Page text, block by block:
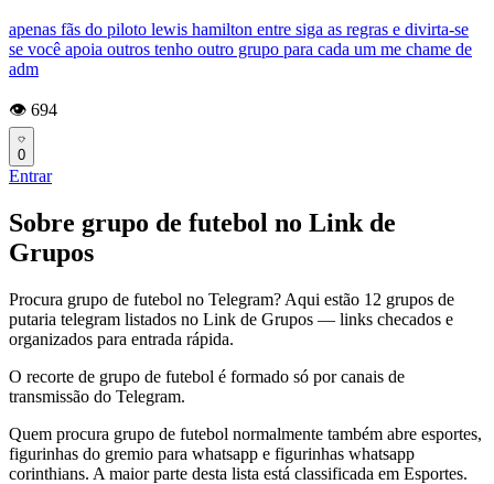
apenas fãs do piloto lewis hamilton entre siga as regras e divirta-se
se você apoia outros tenho outro grupo para cada um me chame de
adm
👁️ 694
0
Entrar
Sobre grupo de futebol no Link de
Grupos
Procura grupo de futebol no Telegram? Aqui estão 12 grupos de
putaria telegram listados no Link de Grupos — links checados e
organizados para entrada rápida.
O recorte de grupo de futebol é formado só por canais de
transmissão do Telegram.
Quem procura grupo de futebol normalmente também abre esportes,
figurinhas do gremio para whatsapp e figurinhas whatsapp
corinthians. A maior parte desta lista está classificada em Esportes.